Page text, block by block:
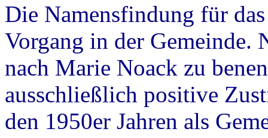
Die Namensfindung für
Vorgang in der Gemeinde.
nach Marie Noack zu
ausschließlich positive
den 1950er Jahren als